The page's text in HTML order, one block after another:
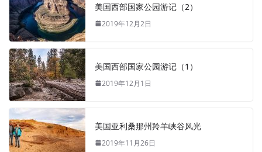
美国西部国家公园游记（2）
2019年12月2日
美国西部国家公园游记（1）
2019年12月1日
美国亚利桑那州羚羊峡谷风光
2019年11月26日